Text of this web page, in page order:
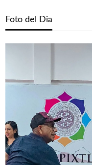
Foto del Dia